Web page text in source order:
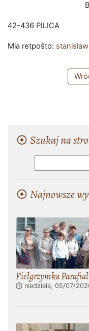
42-436 PILICA
Mia retpoŝto:
Szukaj na
Najnowsze
Pielgrzymka
niedziela, 05/07/